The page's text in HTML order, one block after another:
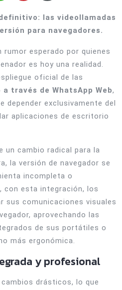
las videollamadas
para navegadores.
esperado por quienes
es hoy una realidad.
oficial de las
través de WhatsApp Web,
depender exclusivamente del
aplicaciones de escritorio
un cambio radical para la
la versión de navegador se
incompleta o
con esta integración, los
sus comunicaciones visuales
aprovechando las
de sus portátiles o
más ergonómica.
y profesional
drásticos, lo que